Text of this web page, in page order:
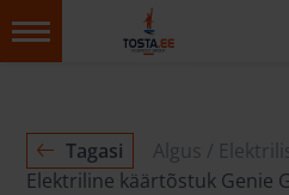
Tagasi Algus
Elektriline käärtõstuk Genie